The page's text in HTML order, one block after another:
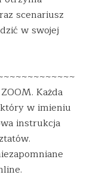
scenariusz
w swojej
Każda
w imieniu
instrukcja